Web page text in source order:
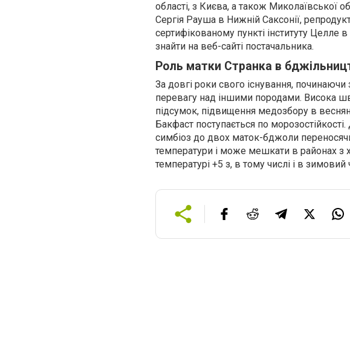
області, з Києва, а також Миколаївської
Сергія Рауша в Нижній Саксонії,
сертифікованому пункті інституту
знайти на веб-сайті постачальника.
Роль матки Странка в
За довгі роки свого існування,
перевагу над іншими породами. Висока
підсумок, підвищення медозбору в
Бакфаст поступається по
симбіоз до двох маток-бджоли
температури і може мешкати в районах
температурі +5 з, в тому числі і в зимовий